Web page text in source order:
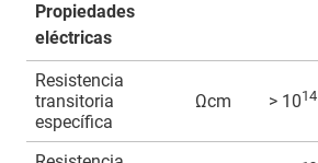
Propiedades
eléctricas
Resistencia
transitoria
específica
Ωcm > 1014